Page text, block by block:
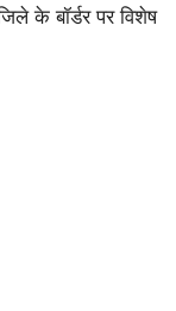
के बॉर्डर पर विशेष